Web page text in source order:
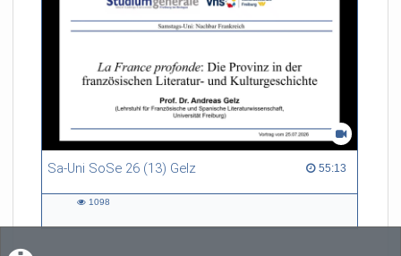
Sa-Uni SoSe 26 (13) Gelz 55:13
55:13 duration
1098